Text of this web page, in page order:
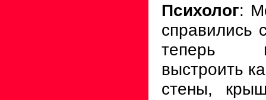
Психолог:
справились
теперь
выстроить
стены,